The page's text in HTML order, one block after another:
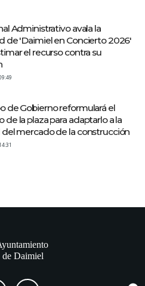
Administrativo avala la
de 'Daimiel en Concierto 2026'
el recurso contra su
de Gobierno reformulará el
de la plaza para adaptarlo a la
del mercado de la construcción